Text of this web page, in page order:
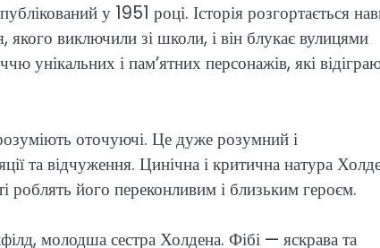
у 1951 році. Історія розгортається
виключили зі школи, і він блукає вулицями
і пам’ятних персонажів, які
оточуючі. Це дуже розумний і
та відчуження. Цинічна і критична натура
роблять його переконливим і близьким героєм.
молодша сестра Холдена. Фібі — яскрава та